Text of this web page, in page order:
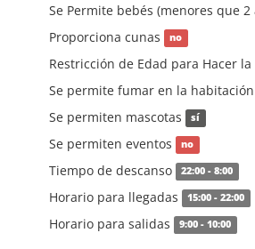
Se Permite bebés (menores que 2
Proporciona cunas no
Restricción de Edad para Hacer la
Se permite fumar en la habitación
Se permiten mascotas sí
Se permiten eventos no
Tiempo de descanso 22:00 - 8:00
Horario para llegadas 15:00 - 22:00
Horario para salidas 9:00 - 10:00